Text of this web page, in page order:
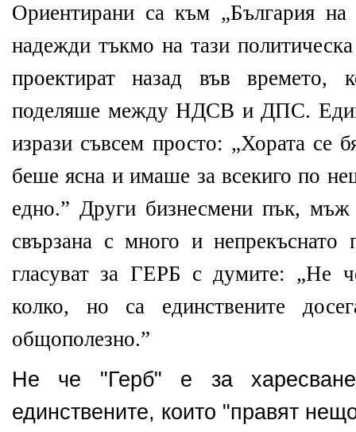
Ориентирани са към „България на
надежди тъкмо на тази
проектират назад във времето,
поделяше между НДСВ и ДПС.
изрази съвсем просто: „Хората се
беше ясна и имаше за всекиго по
едно.” Други бизнесмени пък,
свързана с много и
гласуват за ГЕРБ с думите: „Не
колко, но са единствените
общополезно.”
Не че "Герб" е за
единствените, които "правят